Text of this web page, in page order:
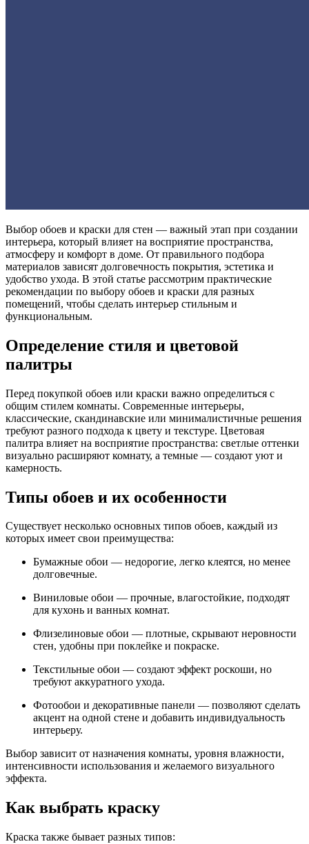
Выбор обоев и краски для стен — важный этап при создании
интерьера, который влияет на восприятие пространства,
атмосферу и комфорт в доме. От правильного подбора
материалов зависят долговечность покрытия, эстетика и
удобство ухода. В этой статье рассмотрим практические
рекомендации по выбору обоев и краски для разных
помещений, чтобы сделать интерьер стильным и
функциональным.
Определение стиля и цветовой
палитры
Перед покупкой обоев или краски важно определиться с
общим стилем комнаты. Современные интерьеры,
классические, скандинавские или минималистичные решения
требуют разного подхода к цвету и текстуре. Цветовая
палитра влияет на восприятие пространства: светлые оттенки
визуально расширяют комнату, а темные — создают уют и
камерность.
Типы обоев и их особенности
Существует несколько основных типов обоев, каждый из
которых имеет свои преимущества:
Бумажные обои — недорогие, легко клеятся, но менее
долговечные.
Виниловые обои — прочные, влагостойкие, подходят
для кухонь и ванных комнат.
Флизелиновые обои — плотные, скрывают неровности
стен, удобны при поклейке и покраске.
Текстильные обои — создают эффект роскоши, но
требуют аккуратного ухода.
Фотообои и декоративные панели — позволяют сделать
акцент на одной стене и добавить индивидуальность
интерьеру.
Выбор зависит от назначения комнаты, уровня влажности,
интенсивности использования и желаемого визуального
эффекта.
Как выбрать краску
Краска также бывает разных типов: